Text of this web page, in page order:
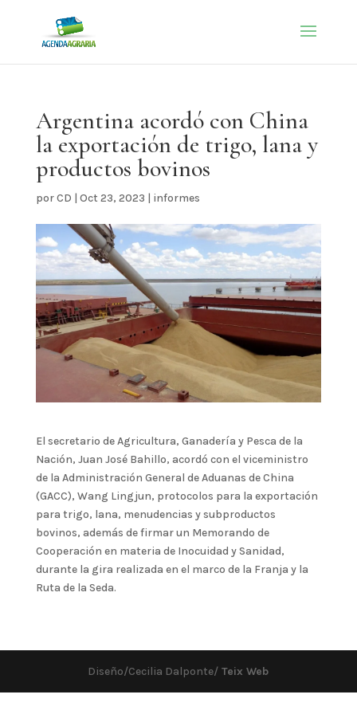
Argentina acordó con China
la exportación de trigo, lana y
productos bovinos
porCD | Oct 23, 2023 | informes
El secretario de Agricultura, Ganadería y Pesca de la
Nación, Juan José Bahillo, acordó con el viceministro
de la Administración General de Aduanas de China
(GACC), Wang Lingjun, protocolos para la exportación
para trigo, lana, menudencias y subproductos
bovinos, además de firmar un Memorando de
Cooperación en materia de Inocuidad y Sanidad,
durante la gira realizada en el marco de la Franja y la
Ruta de la Seda.
Diseño/Cecilia Dalponte/ Teix Web